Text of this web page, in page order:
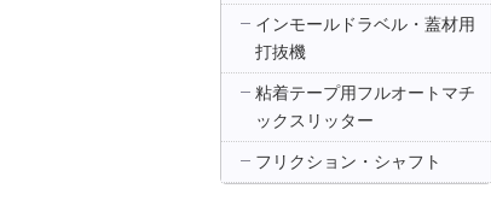
インモールドラベル・蓋材用
打抜機
粘着テープ用フルオートマチ
ックスリッター
フリクション・シャフト